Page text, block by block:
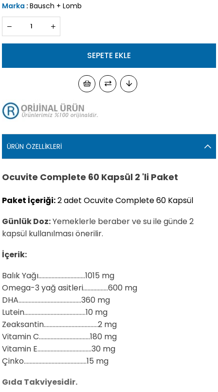
Marka : Bausch + Lomb
ÜRÜN ÖZELLIKLERI
Ocuvite Complete 60 Kapsül 2 'li Paket
Paket İçeriği:2 adet Ocuvite Complete 60 Kapsül
Günlük Doz:Yemeklerle beraber ve su ile günde 2
kapsül kullanılması önerilir.
İçerik:
Balık Yağı................................1015 mg
Omega-3 yağ asitleri.................600 mg
DHA...........................................360 mg
Lutein..........................................10 mg
Zeaksantin.....................................2 mg
Vitamin C...................................180 mg
Vitamin E.....................................30 mg
Çinko...........................................15 mg
Gıda Takviyesidir.